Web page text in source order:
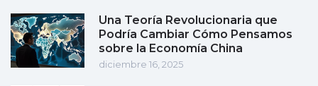
Una Teoría Revolucionaria que
Podría Cambiar Cómo Pensamos
sobre la Economía China
diciembre 16, 2025